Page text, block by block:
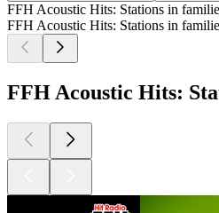
FFH Acoustic Hits: Stations in familie
FFH Acoustic Hits: Stations in familie
FFH Acoustic Hits: